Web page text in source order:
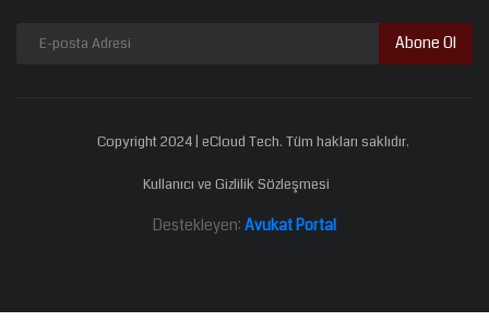
Abone Ol
Copyright 2024 | eCloud Tech. Tüm hakları saklıdır.
Kullanıcı ve Gizlilik Sözleşmesi
Destekleyen: Avukat Portal